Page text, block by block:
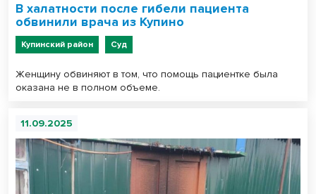
В халатности после гибели пациента
обвинили врача из Купино
Купинский район Суд
Женщину обвиняют в том, что помощь пациентке была
оказана не в полном объеме.
11.09.2025